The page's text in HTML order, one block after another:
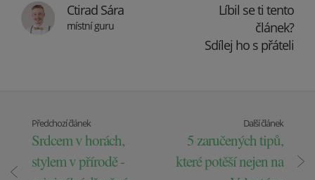
Ctirad Sára
místní guru
Líbil se ti tento
článek?
Sdílej ho s přáteli
Předchozí článek
Srdcem v horách,
stylem v přírodě -
Další článek
5 zaručených tipů,
které potěší nejen na